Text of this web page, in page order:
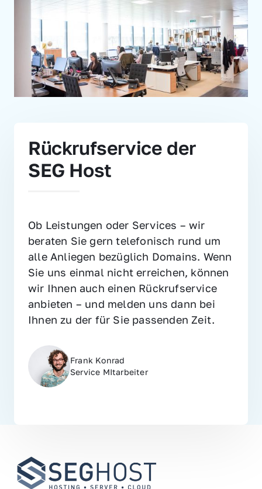
Rückrufservice der
SEG Host
Ob Leistungen oder Services – wir
beraten Sie gern telefonisch rund um
alle Anliegen bezüglich Domains. Wenn
Sie uns einmal nicht erreichen, können
wir Ihnen auch einen Rückrufservice
anbieten – und melden uns dann bei
Ihnen zu der für Sie passenden Zeit.
Frank Konrad
Service MItarbeiter